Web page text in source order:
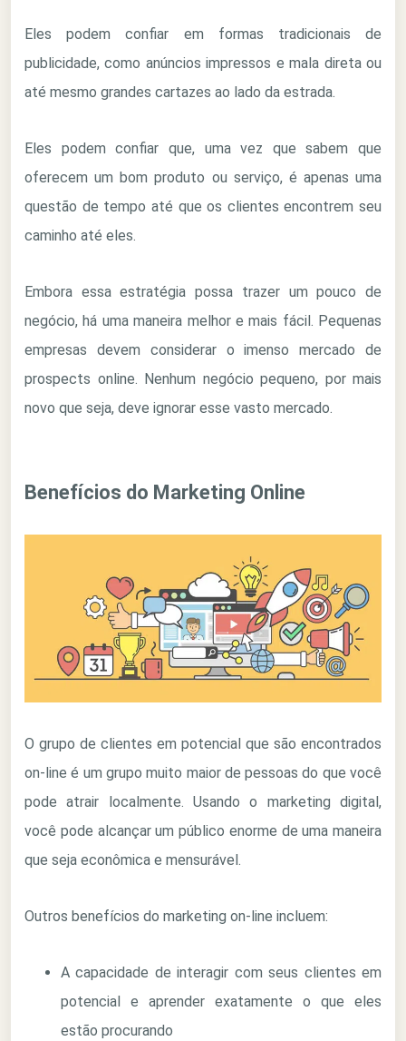
Eles podem confiar em formas tradicionais de
publicidade, como anúncios impressos e mala direta ou
até mesmo grandes cartazes ao lado da estrada.
Eles podem confiar que, uma vez que sabem que
oferecem um bom produto ou serviço, é apenas uma
questão de tempo até que os clientes encontrem seu
caminho até eles.
Embora essa estratégia possa trazer um pouco de
negócio, há uma maneira melhor e mais fácil. Pequenas
empresas devem considerar o imenso mercado de
prospects online. Nenhum negócio pequeno, por mais
novo que seja, deve ignorar esse vasto mercado.
Benefícios do Marketing Online
O grupo de clientes em potencial que são encontrados
on-line é um grupo muito maior de pessoas do que você
pode atrair localmente. Usando o marketing digital,
você pode alcançar um público enorme de uma maneira
que seja econômica e mensurável.
Outros benefícios do marketing on-line incluem:
A capacidade de interagir com seus clientes em
potencial e aprender exatamente o que eles
estão procurando